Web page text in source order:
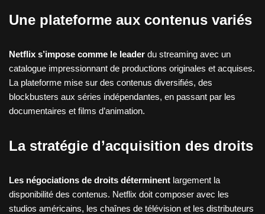
Une plateforme aux contenus variés
Netflix s’impose comme le leader du streaming avec un
catalogue impressionnant de productions originales et acquises.
La plateforme mise sur des contenus diversifiés, des
blockbusters aux séries indépendantes, en passant par les
documentaires et films d’animation.
La stratégie d’acquisition des droits
Les négociations de droits déterminent largement la
disponibilité des contenus. Netflix doit composer avec les
studios américains, les chaînes de télévision et les distributeurs